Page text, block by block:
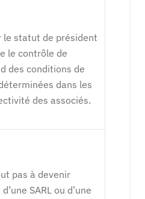
le statut de président
le contrôle de
des conditions de
dans les
des associés.
pas à devenir
SARL ou d’une